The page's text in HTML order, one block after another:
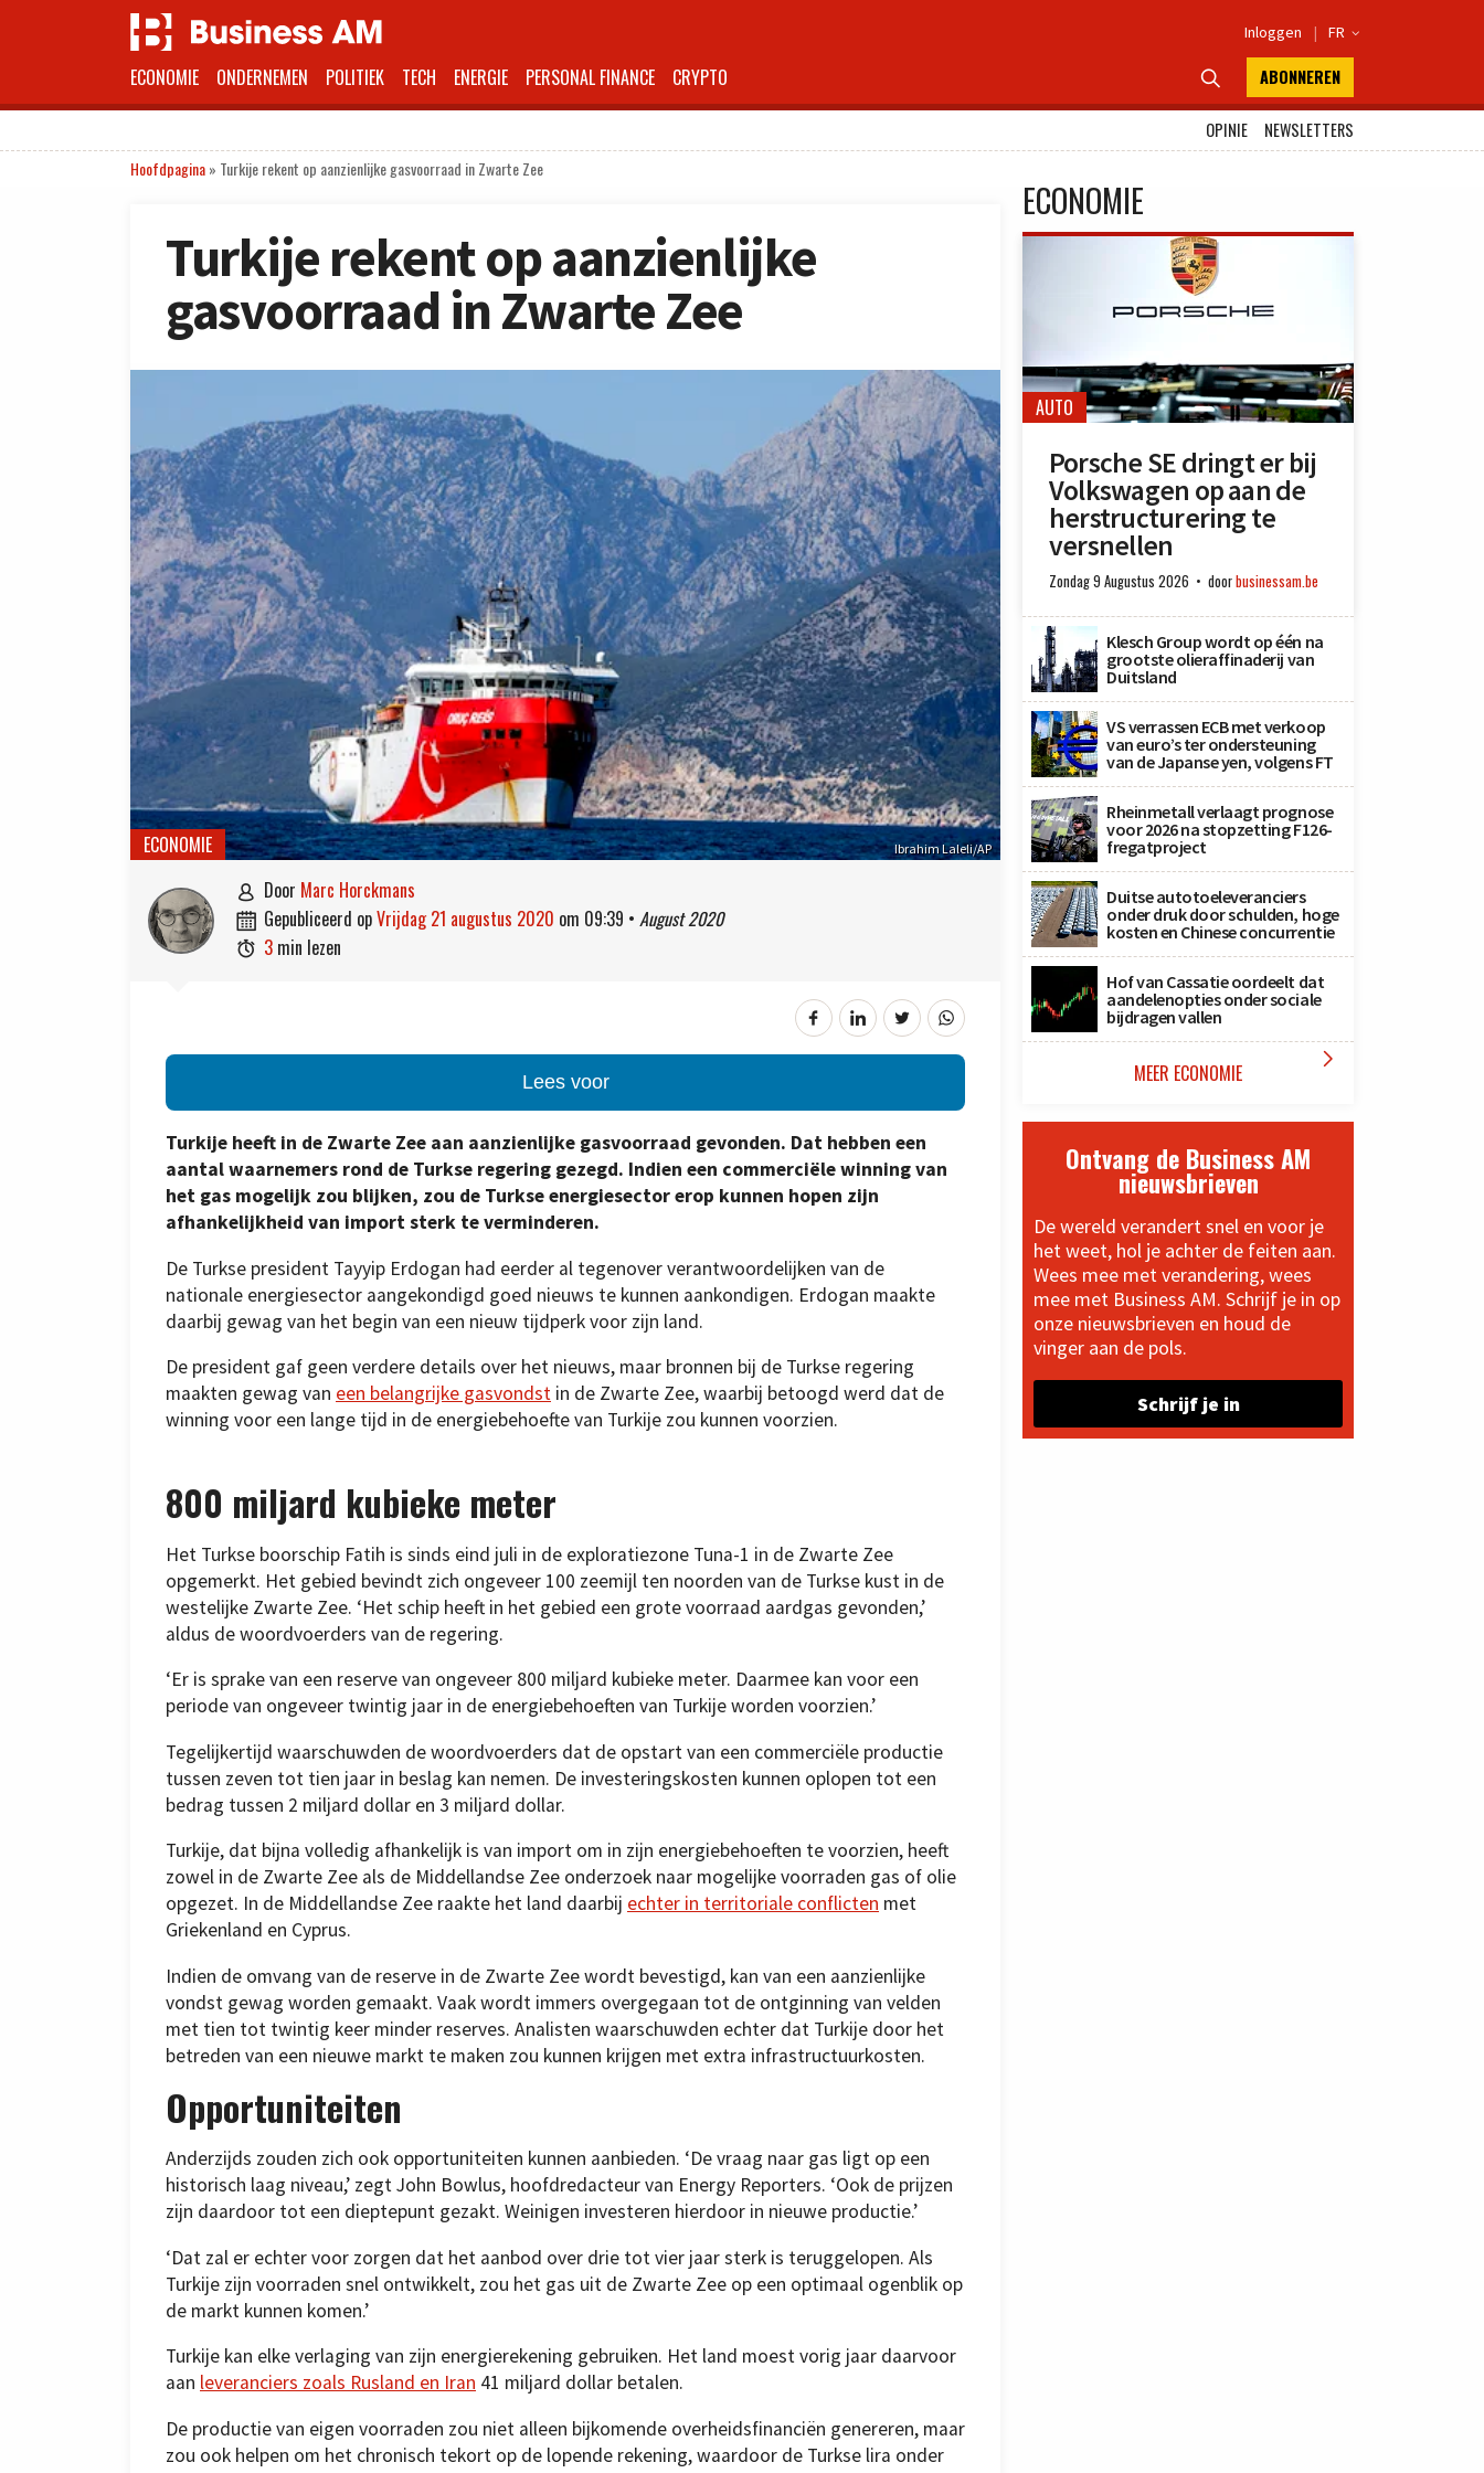
Inloggen | FR 
ECONOMIE ONDERNEMEN POLITIEK TECH ENERGIE PERSONAL FINANCE CRYPTO  ABONNEREN
OPINIE
NEWSLETTERS
Hoofdpagina» Turkije rekent op aanzienlijke gasvoorraad in Zwarte Zee
Turkije rekent op aanzienlijke
gasvoorraad in Zwarte Zee
Ibrahim Laleli/AP
ECONOMIE
 door Marc Horckmans
 gepubliceerd op vrijdag 21 augustus 2020 om 09:39 • August 2020
 3 min lezen
Lees voor
Turkije heeft in de Zwarte Zee aan aanzienlijke gasvoorraad gevonden. Dat hebben een
aantal waarnemers rond de Turkse regering gezegd. Indien een commerciële winning van
het gas mogelijk zou blijken, zou de Turkse energiesector erop kunnen hopen zijn
afhankelijkheid van import sterk te verminderen.
De Turkse president Tayyip Erdogan had eerder al tegenover verantwoordelijken van de
nationale energiesector aangekondigd goed nieuws te kunnen aankondigen. Erdogan maakte
daarbij gewag van het begin van een nieuw tijdperk voor zijn land.
De president gaf geen verdere details over het nieuws, maar bronnen bij de Turkse regering
maakten gewag van een belangrijke gasvondst in de Zwarte Zee, waarbij betoogd werd dat de
winning voor een lange tijd in de energiebehoefte van Turkije zou kunnen voorzien.
800 miljard kubieke meter
Het Turkse boorschip Fatih is sinds eind juli in de exploratiezone Tuna-1 in de Zwarte Zee
opgemerkt. Het gebied bevindt zich ongeveer 100 zeemijl ten noorden van de Turkse kust in de
westelijke Zwarte Zee. ‘Het schip heeft in het gebied een grote voorraad aardgas gevonden,’
aldus de woordvoerders van de regering.
‘Er is sprake van een reserve van ongeveer 800 miljard kubieke meter. Daarmee kan voor een
periode van ongeveer twintig jaar in de energiebehoeften van Turkije worden voorzien.’
Tegelijkertijd waarschuwden de woordvoerders dat de opstart van een commerciële productie
tussen zeven tot tien jaar in beslag kan nemen. De investeringskosten kunnen oplopen tot een
bedrag tussen 2 miljard dollar en 3 miljard dollar.
Turkije, dat bijna volledig afhankelijk is van import om in zijn energiebehoeften te voorzien, heeft
zowel in de Zwarte Zee als de Middellandse Zee onderzoek naar mogelijke voorraden gas of olie
opgezet. In de Middellandse Zee raakte het land daarbij echter in territoriale conflicten met
Griekenland en Cyprus.
Indien de omvang van de reserve in de Zwarte Zee wordt bevestigd, kan van een aanzienlijke
vondst gewag worden gemaakt. Vaak wordt immers overgegaan tot de ontginning van velden
met tien tot twintig keer minder reserves. Analisten waarschuwden echter dat Turkije door het
betreden van een nieuwe markt te maken zou kunnen krijgen met extra infrastructuurkosten.
Opportuniteiten
Anderzijds zouden zich ook opportuniteiten kunnen aanbieden. ‘De vraag naar gas ligt op een
historisch laag niveau,’ zegt John Bowlus, hoofdredacteur van Energy Reporters. ‘Ook de prijzen
zijn daardoor tot een dieptepunt gezakt. Weinigen investeren hierdoor in nieuwe productie.’
‘Dat zal er echter voor zorgen dat het aanbod over drie tot vier jaar sterk is teruggelopen. Als
Turkije zijn voorraden snel ontwikkelt, zou het gas uit de Zwarte Zee op een optimaal ogenblik op
de markt kunnen komen.’
Turkije kan elke verlaging van zijn energierekening gebruiken. Het land moest vorig jaar daarvoor
aan leveranciers zoals Rusland en Iran 41 miljard dollar betalen.
De productie van eigen voorraden zou niet alleen bijkomende overheidsfinanciën genereren, maar
zou ook helpen om het chronisch tekort op de lopende rekening, waardoor de Turkse lira onder
ECONOMIE
AUTO
Porsche SE dringt er bij
Volkswagen op aan de
herstructurering te
versnellen
Zondag 9 Augustus 2026 doorbusinessam.be
Klesch Group wordt op één na
grootste olieraffinaderij van
Duitsland
VS verrassen ECB met verkoop
van euro’s ter ondersteuning
van de Japanse yen, volgens FT
Rheinmetall verlaagt prognose
voor 2026 na stopzetting F126-
fregatproject
Duitse autotoeleveranciers
onder druk door schulden, hoge
kosten en Chinese concurrentie
Hof van Cassatie oordeelt dat
aandelenopties onder sociale
bijdragen vallen
MEER ECONOMIE 
Ontvang de Business AM
nieuwsbrieven
De wereld verandert snel en voor je
het weet, hol je achter de feiten aan.
Wees mee met verandering, wees
mee met Business AM. Schrijf je in op
onze nieuwsbrieven en houd de
vinger aan de pols.
Schrijf je in